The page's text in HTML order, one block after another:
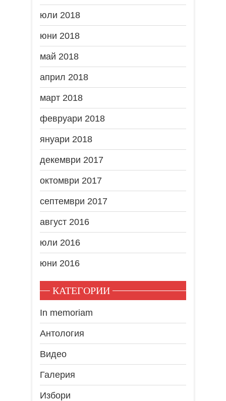
юли 2018
юни 2018
май 2018
април 2018
март 2018
февруари 2018
януари 2018
декември 2017
октомври 2017
септември 2017
август 2016
юли 2016
юни 2016
КАТЕГОРИИ
In memoriam
Антология
Видео
Галерия
Избори